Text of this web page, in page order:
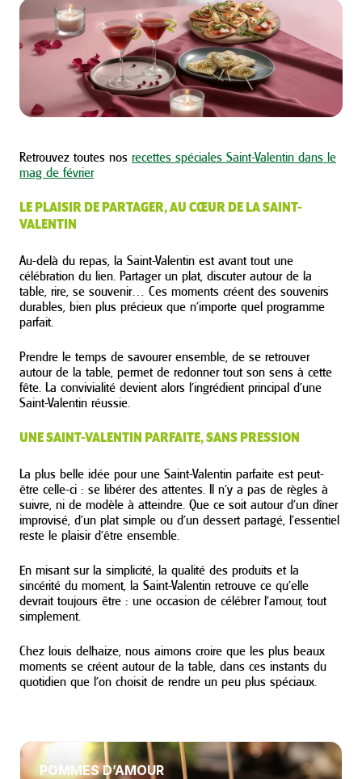
Retrouvez toutes nos recettes spéciales Saint-Valentin dans le
mag de février
LE PLAISIR DE PARTAGER, AU CŒUR DE LA SAINT-
VALENTIN
Au-delà du repas, la Saint-Valentin est avant tout une
célébration du lien. Partager un plat, discuter autour de la
table, rire, se souvenir… Ces moments créent des souvenirs
durables, bien plus précieux que n’importe quel programme
parfait.
Prendre le temps de savourer ensemble, de se retrouver
autour de la table, permet de redonner tout son sens à cette
fête. La convivialité devient alors l’ingrédient principal d’une
Saint-Valentin réussie.
UNE SAINT-VALENTIN PARFAITE, SANS PRESSION
La plus belle idée pour une Saint-Valentin parfaite est peut-
être celle-ci : se libérer des attentes. Il n’y a pas de règles à
suivre, ni de modèle à atteindre. Que ce soit autour d’un dîner
improvisé, d’un plat simple ou d’un dessert partagé, l’essentiel
reste le plaisir d’être ensemble.
En misant sur la simplicité, la qualité des produits et la
sincérité du moment, la Saint-Valentin retrouve ce qu’elle
devrait toujours être : une occasion de célébrer l’amour, tout
simplement.
Chez louis delhaize, nous aimons croire que les plus beaux
moments se créent autour de la table, dans ces instants du
quotidien que l’on choisit de rendre un peu plus spéciaux.
POMMES D’AMOUR